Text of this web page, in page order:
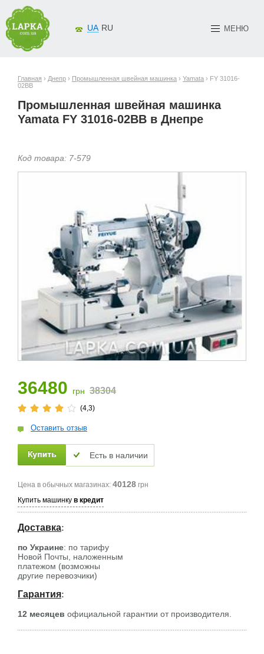
МЕНЮ
UA RU
Главная › Днепр › Промышленная швейная машинка › Yamata › FY 31016-
02BB
Промышленная швейная машинка
Yamata FY 31016-02BB в Днепре
Код товара: 7-579
36480 грн 38304
(4,3)
Оставить отзыв
Есть в наличии
Цена в обычных магазинах: 40128 грн
Купить машинку в кредит
Доставка:
по Украине: по тарифу
Новой Почты, наложенным
платежом (возможны
другие перевозчики)
Гарантия:
12 месяцев официальной гарантии от производителя.